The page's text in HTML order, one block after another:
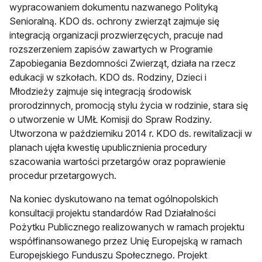
wypracowaniem dokumentu nazwanego Polityką
Senioralną. KDO ds. ochrony zwierząt zajmuje się
integracją organizacji prozwierzęcych, pracuje nad
rozszerzeniem zapisów zawartych w Programie
Zapobiegania Bezdomności Zwierząt, działa na rzecz
edukacji w szkołach. KDO ds. Rodziny, Dzieci i
Młodzieży zajmuje się integracją środowisk
prorodzinnych, promocją stylu życia w rodzinie, stara się
o utworzenie w UMŁ Komisji do Spraw Rodziny.
Utworzona w październiku 2014 r. KDO ds. rewitalizacji w
planach ujęła kwestię upublicznienia procedury
szacowania wartości przetargów oraz poprawienie
procedur przetargowych.
Na koniec dyskutowano na temat ogólnopolskich
konsultacji projektu standardów Rad Działalności
Pożytku Publicznego realizowanych w ramach projektu
współfinansowanego przez Unię Europejską w ramach
Europejskiego Funduszu Społecznego. Projekt